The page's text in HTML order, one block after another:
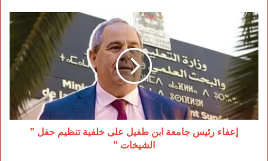
إعفاء
رئيس
جامعة
ابن
طفيل
على
خلفية
تنظيم
حفل
إعفاء رئيس جامعة ابن طفيل على خلفية تنظيم حفل "
الشيخات "